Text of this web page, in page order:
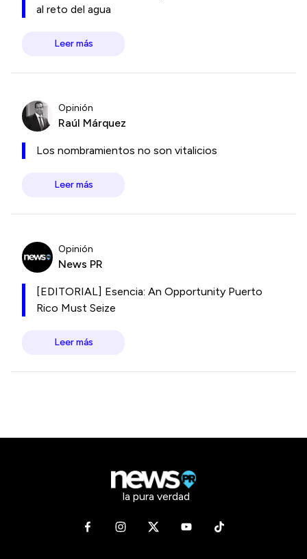
al reto del agua
Leer más
Opinión
Raúl Márquez
Los nombramientos no son vitalicios
Leer más
Opinión
News PR
[EDITORIAL] Esencia: An Opportunity Puerto
Rico Must Seize
Leer más
la pura verdad